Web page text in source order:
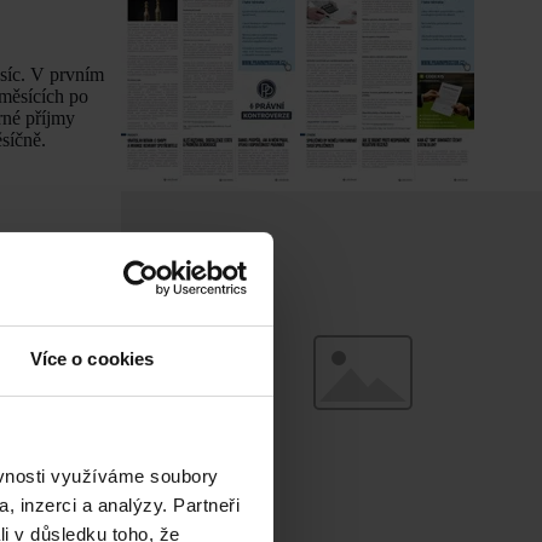
Více o cookies
využíváme soubory
inzerci a analýzy. Partneři
v důsledku toho, že
V prvním
po
příjmy
pracovní
fakultě MU v
spolek.